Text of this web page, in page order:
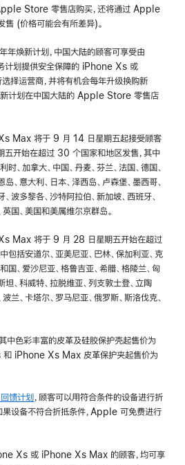
Store 零售店购买，还将通过 Apple
售 (价格可能会有所差异)。
焕新计划，中国大陆的顾客可享受由
划提供安全保障的 iPhone Xs 或
择运营商，并将有机会每年升级换购新
计划在中国大陆的 Apple Store 零售店
Max 将于 9 月 14 日星期五起接受顾客
五开始在超过 30 个国家和地区发售，其中
、加拿大、中国、丹麦、芬兰、法国、德国、
、意大利、日本、泽西岛、卢森堡、墨西哥、
波多黎各、沙特阿拉伯、新加坡、西班牙、
英国、美国和美属维尔京群岛。
Max 将于 9 月 28 日星期五开始在超过
包括安道尔、亚美尼亚、巴林、保加利亚、克
国、爱沙尼亚、格鲁吉亚、希腊、格陵兰、匈
坦、科威特、拉脱维亚、列支敦士登、立陶
兰、卡塔尔、罗马尼亚、俄罗斯、斯洛伐克、
中色彩丰富的皮革及硅胶保护壳起售价为
和 iPhone Xs Max 皮革保护夹起售价为
馈计划 ，顾客可以用符合条件的设备进行折
果设备不符合折抵条件，Apple 可免费进行
Xs 或 iPhone Xs Max 的顾客，均可享